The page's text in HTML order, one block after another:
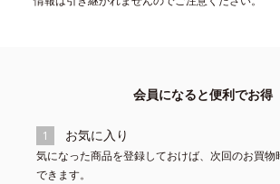
会員になると便利でお得
1 お気に入り
気になった商品を登録しておけば、次回のお買物
できます。